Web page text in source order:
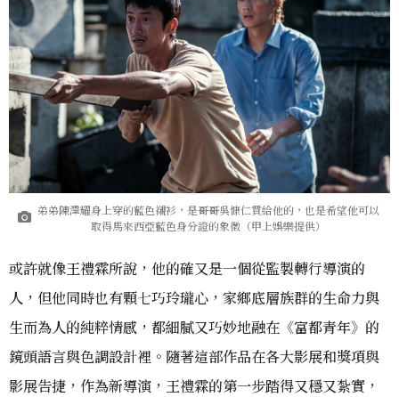
弟弟陳澤耀身上穿的藍色襯衫，是哥哥吳慷仁買給他的，也是希望他可以
取得馬來西亞藍色身分證的象徵（甲上娛樂提供）
或許就像王禮霖所說，他的確又是一個從監製轉行導演的
人，但他同時也有顆七巧玲瓏心，家鄉底層族群的生命力與
生而為人的純粹情感，都細膩又巧妙地融在《富都青年》的
鏡頭語言與色調設計裡。隨著這部作品在各大影展和獎項與
影展告捷，作為新導演，王禮霖的第一步踏得又穩又紮實，